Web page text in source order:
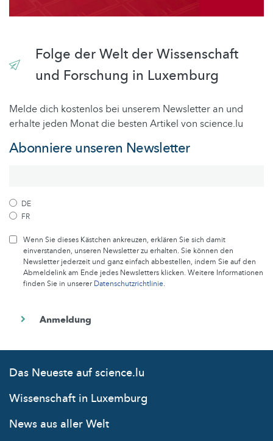
Folge der Welt der Wissenschaft
und Forschung in Luxemburg
Melde dich kostenlos bei unserem Newsletter an und
erhalte jeden Monat die besten Artikel von science.lu
Abonniere unseren Newsletter
DE
FR
Wenn Sie dieses Kästchen ankreuzen, erklären Sie sich damit
einverstanden, unseren Newsletter zu erhalten. Sie können den
Newsletter jederzeit und ganz einfach abbestellen, indem Sie auf den
Abmeldelink am Ende jedes Newsletters klicken. Weitere Informationen
finden Sie in unsererDatenschutzrichtlinie.
Das Neueste auf science.lu
Wissenschaft in Luxemburg
News aus aller Welt